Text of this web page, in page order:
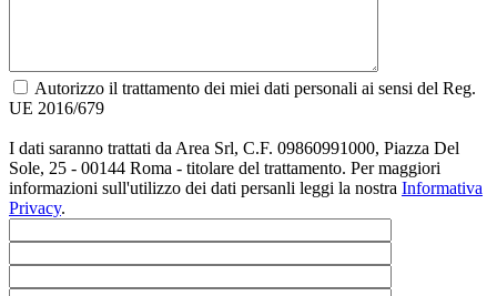
Autorizzo il trattamento dei miei dati personali ai sensi del Reg.
UE 2016/679
I dati saranno trattati da Area Srl, C.F. 09860991000, Piazza Del
Sole, 25 - 00144 Roma - titolare del trattamento. Per maggiori
informazioni sull'utilizzo dei dati persanli leggi la nostra Informativa
Privacy.